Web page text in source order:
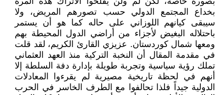
بخداع المجتمع الدولي حسب تصورهم المريض، ولا
سيبقى كيانهم اللوزاني على حاله كما هو أن يستمر
باحتلاله البغيض لأجزاء من أراضي الدول المحيطة بهم
ومعها شمال كوردستان. عزيزي القارئ الكريم، لقد قلت
في مقدمة المقال أن النخبة التركية منذ العهد العثماني
تملك رؤية سياسية وتجربة طويلة بإدارة دفة السلطة إلا
أنهم في لحظة تاريخية مصيرية لم يقرءوا المعادلات
الدولية جيداً فلذا تحالفوا مع الطرف الخاسر في الحرب